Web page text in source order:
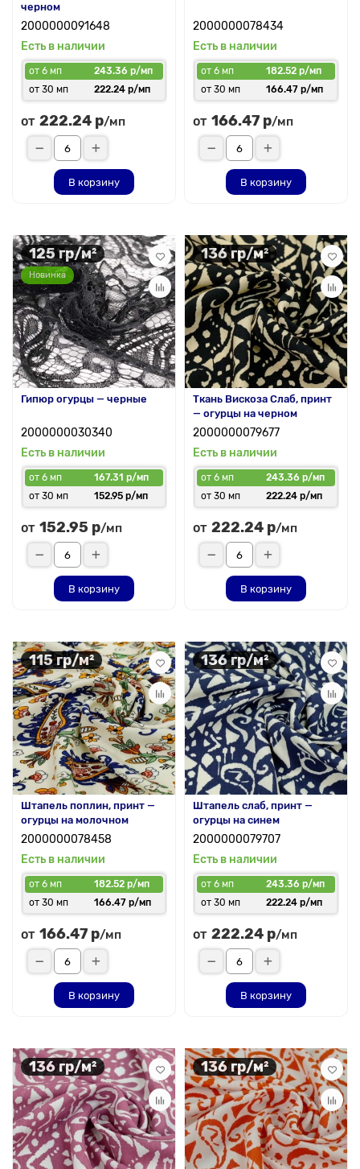
черном
2000000091648
Есть в наличии
от 6 мп
243.36 р/мп
от 30 мп
222.24 р/мп
от 222.24 р/мп
В корзину
2000000078434
Есть в наличии
от 6 мп
182.52 р/мп
от 30 мп
166.47 р/мп
от 166.47 р/мп
В корзину
125 гр/м²
Новинка
Гипюр огурцы — черные
2000000030340
Есть в наличии
от 6 мп
167.31 р/мп
от 30 мп
152.95 р/мп
от 152.95 р/мп
В корзину
136 гр/м²
Ткань Вискоза Слаб, принт
— огурцы на черном
2000000079677
Есть в наличии
от 6 мп
243.36 р/мп
от 30 мп
222.24 р/мп
от 222.24 р/мп
В корзину
115 гр/м²
Штапель поплин, принт —
огурцы на молочном
2000000078458
Есть в наличии
от 6 мп
182.52 р/мп
от 30 мп
166.47 р/мп
от 166.47 р/мп
В корзину
136 гр/м²
Штапель слаб, принт —
огурцы на синем
2000000079707
Есть в наличии
от 6 мп
243.36 р/мп
от 30 мп
222.24 р/мп
от 222.24 р/мп
В корзину
136 гр/м² 136 гр/м²